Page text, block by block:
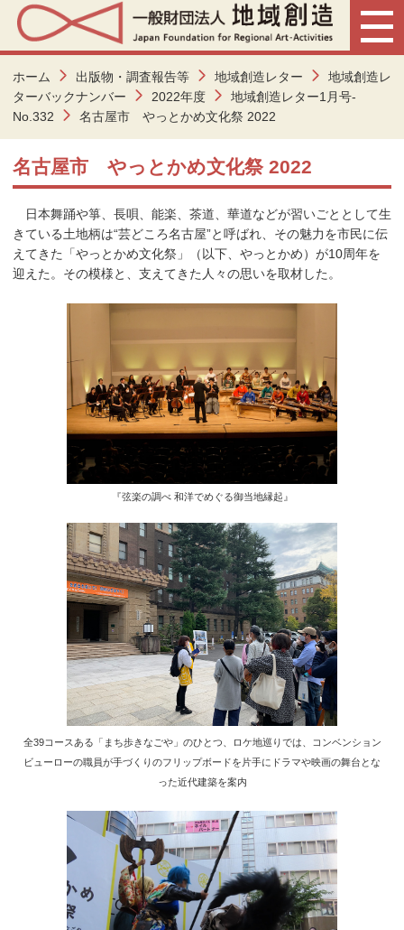
ホーム 出版物・調査報告等 地域創造レター
地域創造レ
ターバックナンバー
2022年度
地域創造レター1月号-
No.332
名古屋市 やっとかめ文化祭 2022
名古屋市 やっとかめ文化祭 2022
日本舞踊や箏、長唄、能楽、茶道、華道などが習いごととして生
きている土地柄は“芸どころ名古屋”と呼ばれ、その魅力を市民に伝
えてきた「やっとかめ文化祭」（以下、やっとかめ）が10周年を
迎えた。その模様と、支えてきた人々の思いを取材した。
『弦楽の調べ 和洋でめぐる御当地縁起』
全39コースある「まち歩きなごや」のひとつ、ロケ地巡りでは、コンベンション
ビューローの職員が手づくりのフリップボードを片手にドラマや映画の舞台とな
った近代建築を案内